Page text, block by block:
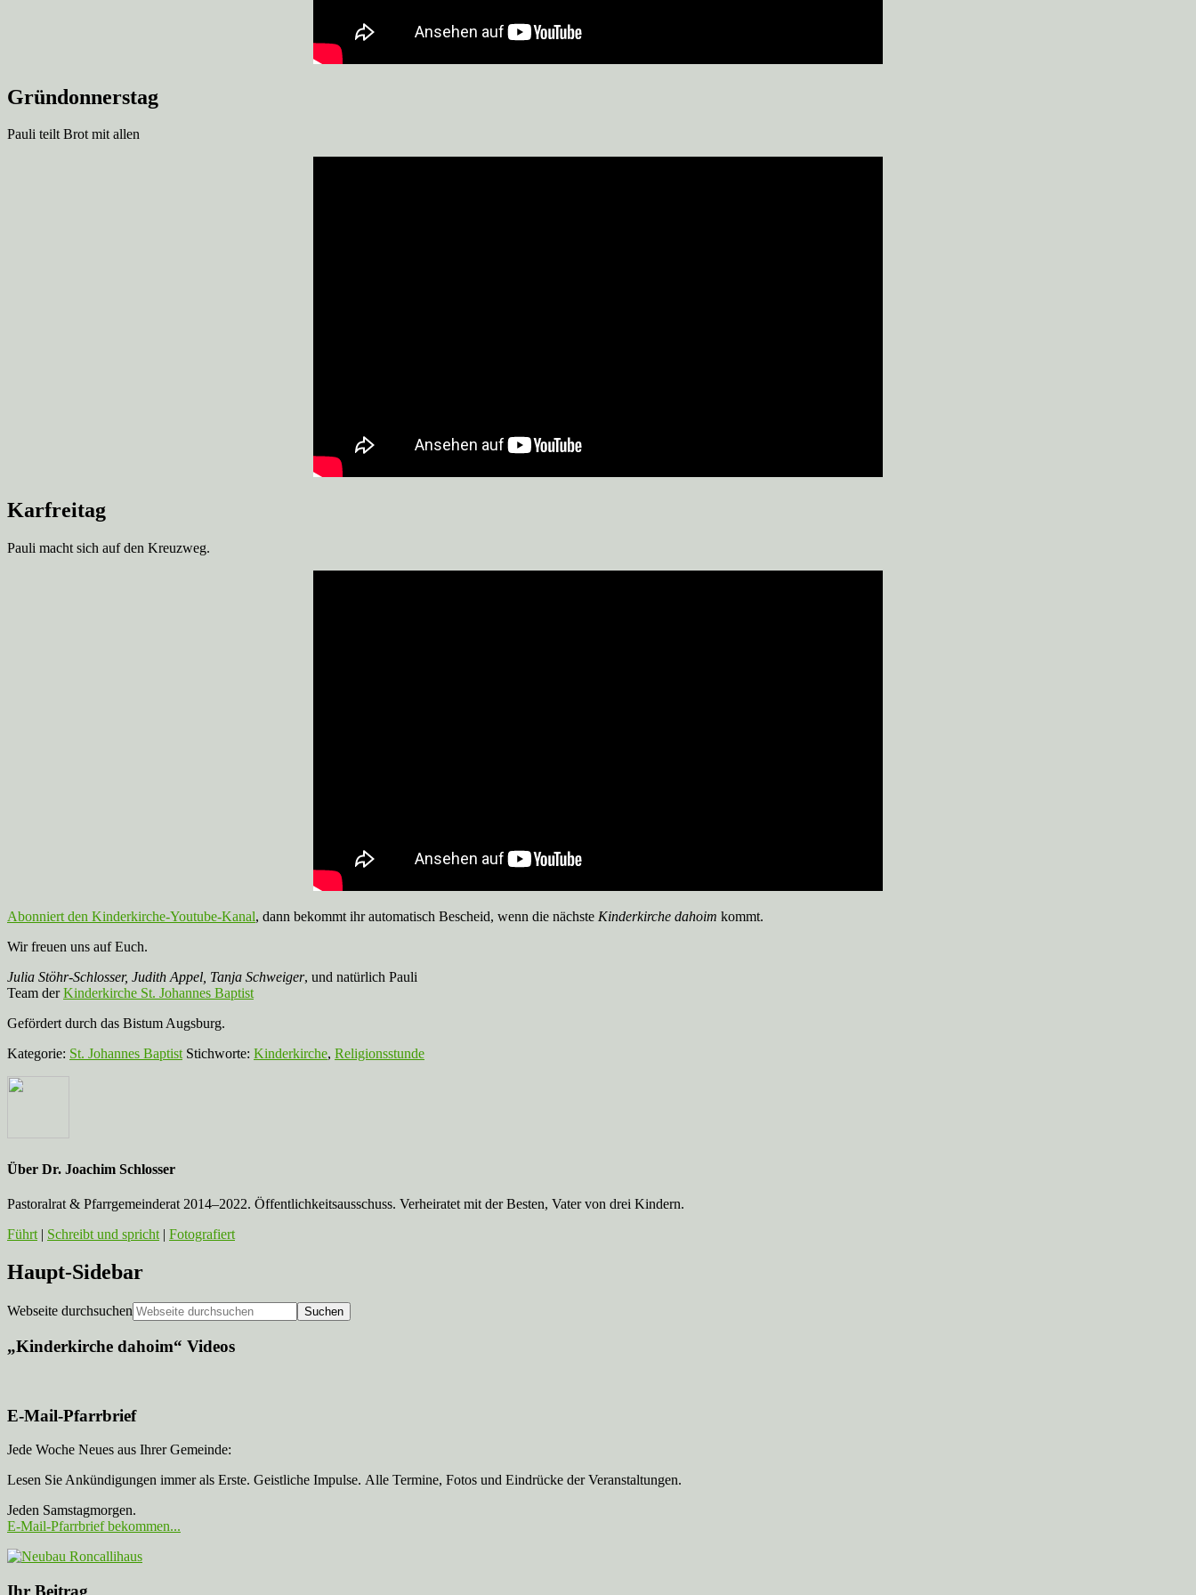
Gründonnerstag
Pauli teilt Brot mit allen
Karfreitag
Pauli macht sich auf den Kreuzweg.
Abonniert den Kinderkirche-Youtube-Kanal, dann bekommt ihr automatisch Bescheid, wenn die nächste Kinderkirche dahoim kommt.
Wir freuen uns auf Euch.
Julia Stöhr-Schlosser, Judith Appel, Tanja Schweiger, und natürlich Pauli
Team derKinderkirche St. Johannes Baptist
Gefördert durch das Bistum Augsburg.
Kategorie: St. Johannes Baptist Stichworte: Kinderkirche, Religionsstunde
Über Dr. Joachim Schlosser
Pastoralrat & Pfarrgemeinderat 2014–2022. Öffentlichkeitsausschuss. Verheiratet mit der Besten, Vater von drei Kindern.
Führt | Schreibt und spricht | Fotografiert
Haupt-Sidebar
Webseite durchsuchen
„Kinderkirche dahoim“ Videos
E-Mail-Pfarrbrief
Jede Woche Neues aus Ihrer Gemeinde:
Lesen Sie Ankündigungen immer als Erste. Geistliche Impulse. Alle Termine, Fotos und Eindrücke der Veranstaltungen.
Jeden Samstagmorgen.
E-Mail-Pfarrbrief bekommen...
Ihr Beitrag